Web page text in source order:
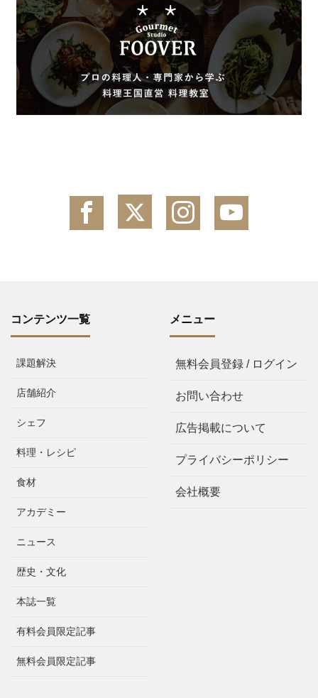
コンテンツ一覧
課題解決
店舗紹介
シェフ
料理・レシピ
食材
アカデミー
ニュース
歴史・文化
本誌一覧
有料会員限定記事
無料会員限定記事
メニュー
無料会員登録 / ログイン
お問い合わせ
広告掲載について
プライバシーポリシー
会社概要